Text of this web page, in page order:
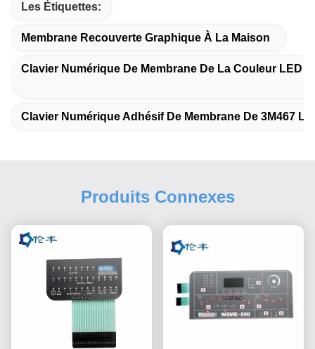
Les Étiquettes:
Membrane Recouverte Graphique À La Maison
Clavier Numérique De Membrane De La Couleur LED
Clavier Numérique Adhésif De Membrane De 3M467
Produits Connexes